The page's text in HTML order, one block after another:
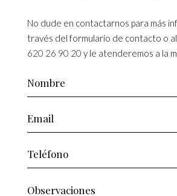
No dude en contactarnos para más
través del formulario de contacto o
620 26 90 20 y le atenderemos a la